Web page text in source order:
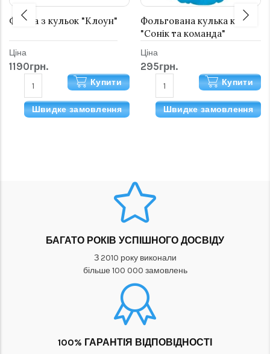
Фігура з кульок "Клоун"
Ціна
1190грн.
Купити
Швидке замовлення
Фольгована кулька коло
"Сонік та команда"
Ціна
295грн.
Купити
Швидке замовлення
БАГАТО РОКІВ УСПІШНОГО ДОСВІДУ
З 2010 року виконали
більше 100 000 замовлень
100% ГАРАНТІЯ ВІДПОВІДНОСТІ